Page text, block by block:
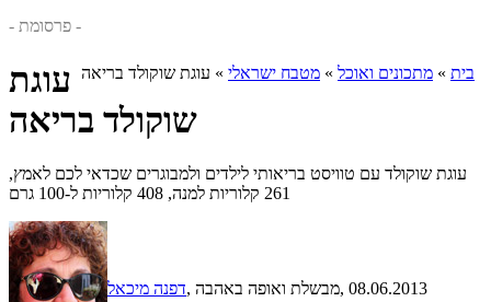
- פרסומת -
בית » מתכונים ואוכל » מטבח ישראלי » עוגת שוקולד בריאה עוגת
שוקולד בריאה
עוגת שוקולד עם טוויסט בריאותי לילדים ולמבוגרים שכדאי לכם לאמץ,
261 קלוריות למנה, 408 קלוריות ל-100 גרם
דפנה מיכאל , מבשלת ואופה באהבה, 08.06.2013